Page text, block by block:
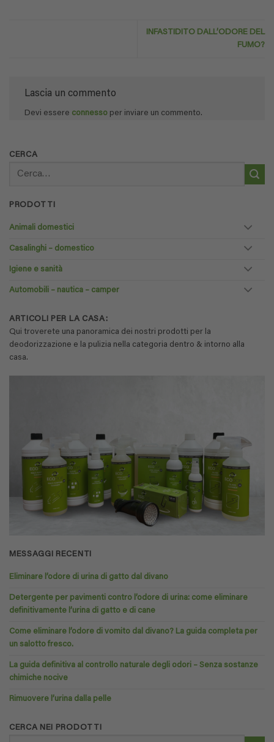
INFASTIDITO DALL’ODORE DEL
FUMO?
Lascia un commento
Devi essere connesso per inviare un commento.
CERCA
PRODOTTI
Animali domestici
Casalinghi – domestico
Igiene e sanità
Automobili – nautica – camper
ARTICOLI PER LA CASA:
Qui troverete una panoramica dei nostri prodotti per la
deodorizzazione e la pulizia nella categoria dentro & intorno alla
casa.
MESSAGGI RECENTI
Eliminare l’odore di urina di gatto dal divano
Detergente per pavimenti contro l’odore di urina: come eliminare
definitivamente l’urina di gatto e di cane
Come eliminare l’odore di vomito dal divano? La guida completa per
un salotto fresco.
La guida definitiva al controllo naturale degli odori – Senza sostanze
chimiche nocive
Rimuovere l’urina dalla pelle
CERCA NEI PRODOTTI